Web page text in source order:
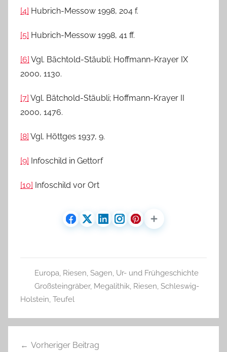
[4] Hubrich-Messow 1998, 204 f.
[5] Hubrich-Messow 1998, 41 ff.
[6] Vgl. Bächtold-Stäubli; Hoffmann-Krayer IX
2000, 1130.
[7] Vgl. Bätchold-Stäubli; Hoffmann-Krayer II
2000, 1476.
[8] Vgl. Höttges 1937, 9.
[9] Infoschild in Gettorf
[10] Infoschild vor Ort
Europa Riesen Sagen Ur- und Frühgeschichte
Großsteingräber, Megalithik, Riesen Schleswig-
Holstein Teufel
Vorheriger Beitrag